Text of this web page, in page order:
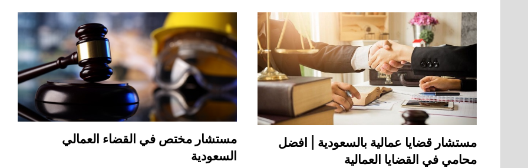
مستشار قضايا عمالية بالسعودية | افضل
محامي في القضايا العمالية
مستشار مختص في القضاء العمالي
السعودية